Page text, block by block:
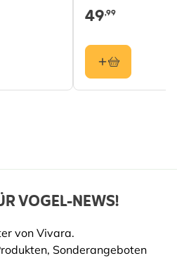
49,99
VOGEL-NEWS!
von Vivara.
Sonderangeboten